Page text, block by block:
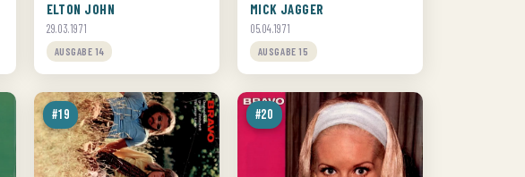
ELTON JOHN
29.03.1971
AUSGABE 14
MICK JAGGER
05.04.1971
AUSGABE 15
#19 #20